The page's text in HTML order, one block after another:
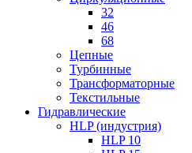
32
46
68
Цепные
Турбинные
Трансформаторные
Текстильные
Гидравлические
HLP (индустрия)
HLP 10